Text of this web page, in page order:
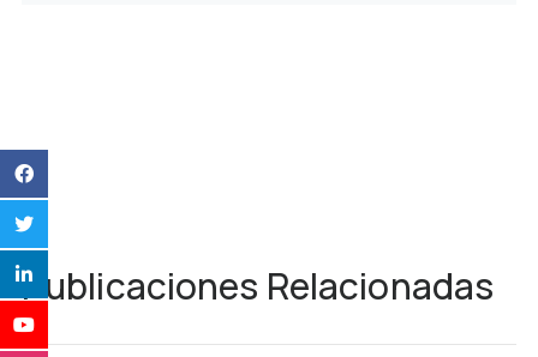
Publicaciones Relacionadas